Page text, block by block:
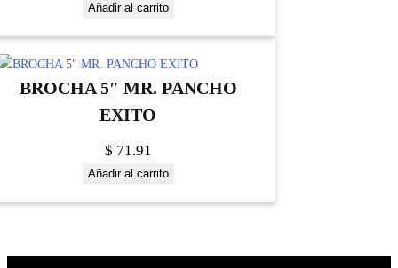
Añadir al carrito
BROCHA 5″ MR. PANCHO
EXITO
$ 71.91
Añadir al carrito